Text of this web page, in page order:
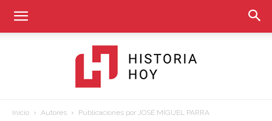
Historia
Inicio Autores Publicaciones por JOSÉ MIGUEL PARRA